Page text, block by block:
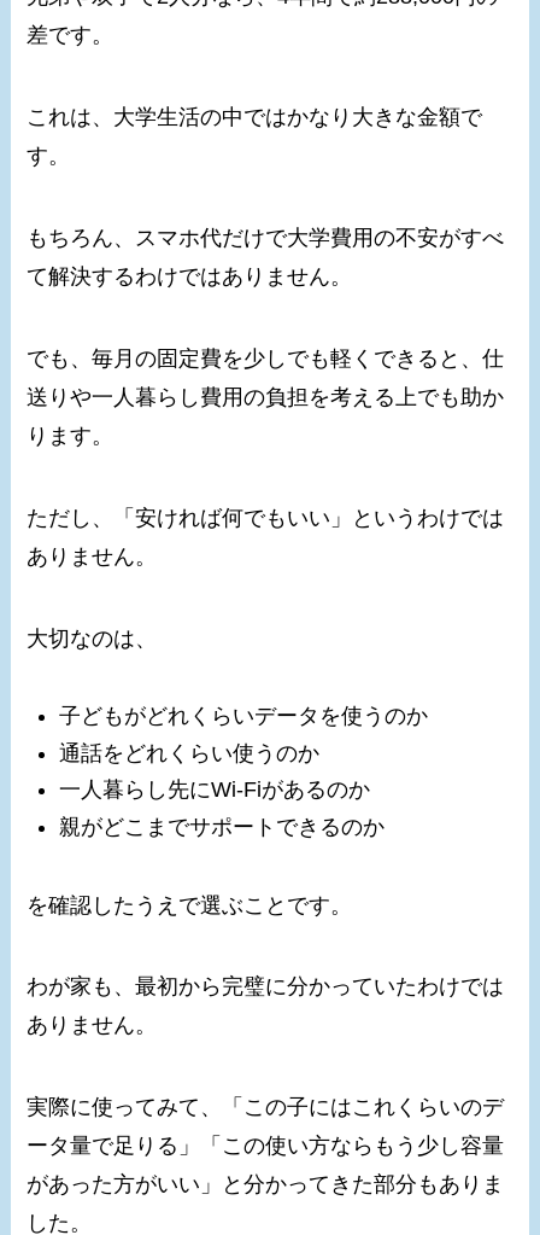
差です。
これは、大学生活の中ではかなり大きな金額で
す。
もちろん、スマホ代だけで大学費用の不安がすべ
て解決するわけではありません。
でも、毎月の固定費を少しでも軽くできると、仕
送りや一人暮らし費用の負担を考える上でも助か
ります。
ただし、「安ければ何でもいい」というわけでは
ありません。
大切なのは、
子どもがどれくらいデータを使うのか
通話をどれくらい使うのか
一人暮らし先にWi-Fiがあるのか
親がどこまでサポートできるのか
を確認したうえで選ぶことです。
わが家も、最初から完璧に分かっていたわけでは
ありません。
実際に使ってみて、「この子にはこれくらいのデ
ータ量で足りる」「この使い方ならもう少し容量
があった方がいい」と分かってきた部分もありま
した。